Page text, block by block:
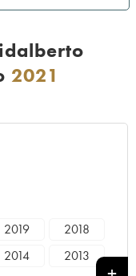
2021
2019
2018
2014
2013